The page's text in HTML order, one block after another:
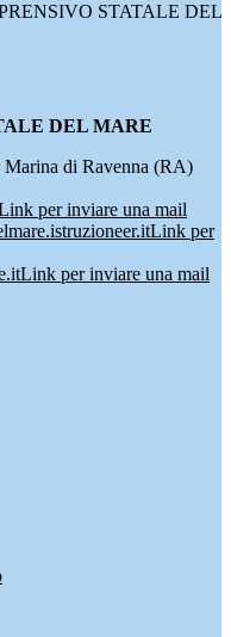
STATALE DEL
DEL MARE
di Ravenna (RA)
per inviare una mail
Link per
Link per inviare una mail